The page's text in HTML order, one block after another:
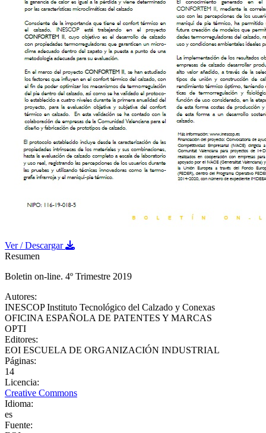
Ver / Descargar
Resumen
Boletin on-line. 4º Trimestre 2019
Autores:
INESCOP Instituto Tecnológico del Calzado y Conexas
OFICINA ESPAÑOLA DE PATENTES Y MARCAS
OPTI
Editores:
EOI ESCUELA DE ORGANIZACIÓN INDUSTRIAL
Páginas:
14
Licencia:
Creative Commons
Idioma:
es
Fuente: